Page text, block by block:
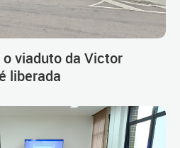
viaduto da Victor
liberada